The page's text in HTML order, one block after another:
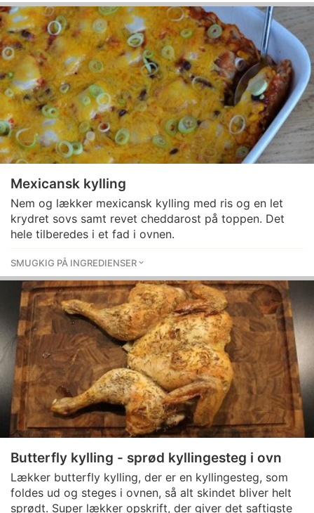
Mexicansk kylling
Nem og lækker mexicansk kylling med ris og en let
krydret sovs samt revet cheddarost på toppen. Det
hele tilberedes i et fad i ovnen.
SMUGKIG PÅ INGREDIENSER
Butterfly kylling - sprød kyllingesteg i ovn
Lækker butterfly kylling, der er en kyllingesteg, som
foldes ud og steges i ovnen, så alt skindet bliver helt
sprødt. Super lækker opskrift, der giver det saftigste